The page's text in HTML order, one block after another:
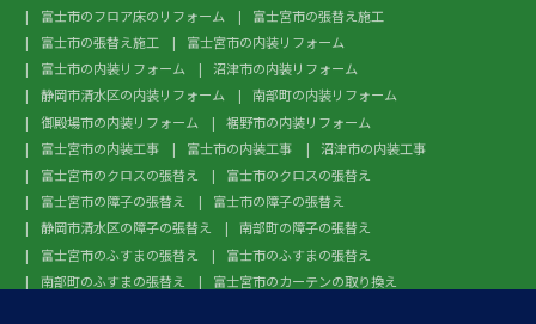
富士市のフロア床のリフォーム
富士宮市の張替え施工
富士市の張替え施工
富士宮市の内装リフォーム
富士市の内装リフォーム
沼津市の内装リフォーム
静岡市清水区の内装リフォーム
南部町の内装リフォーム
御殿場市の内装リフォーム
裾野市の内装リフォーム
富士宮市の内装工事
富士市の内装工事
沼津市の内装工事
富士宮市のクロスの張替え
富士市のクロスの張替え
富士宮市の障子の張替え
富士市の障子の張替え
静岡市清水区の障子の張替え
南部町の障子の張替え
富士宮市のふすまの張替え
富士市のふすまの張替え
南部町のふすまの張替え
富士宮市のカーテンの取り換え